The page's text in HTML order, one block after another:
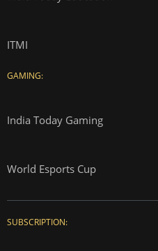
ITMI
GAMING:
India Today Gaming
World Esports Cup
SUBSCRIPTION: